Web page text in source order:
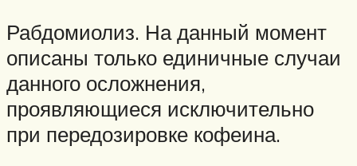
Рабдомиолиз. На данный момент
описаны только единичные случаи
данного осложнения,
проявляющиеся исключительно
при передозировке кофеина.